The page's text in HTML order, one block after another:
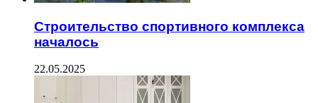
Строительство спортивного комплекса
началось
22.05.2025